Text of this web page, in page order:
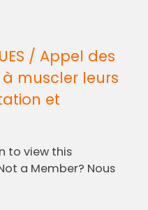
/ Appel des
muscler leurs
et
to view this
a Member? Nous